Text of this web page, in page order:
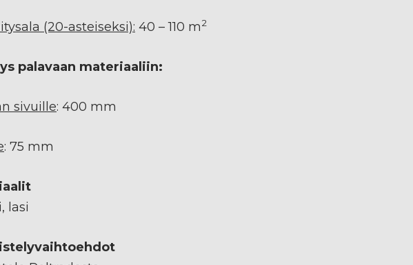
(20-asteiseksi): 40 – 110 m2
palavaan materiaaliin:
sivuille: 400 mm
: 75 mm
lasi